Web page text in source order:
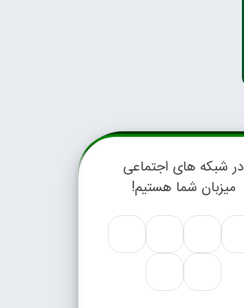
در شبکه های اجتماعی
میزبان شما هستیم!